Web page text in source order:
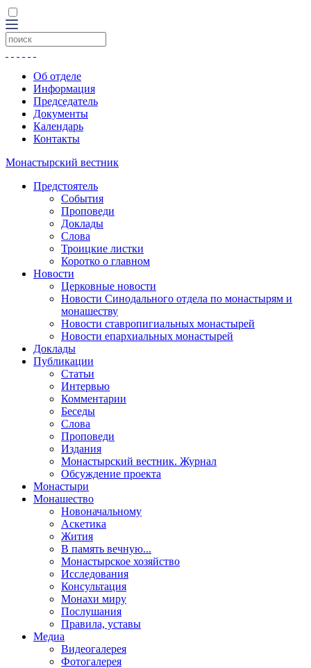
Об отделе
Информация
Председатель
Документы
Календарь
Контакты
Монастырский вестник
Предстоятель
События
Проповеди
Доклады
Слова
Троицкие листки
Коротко о главном
Новости
Церковные новости
Новости Синодального отдела по монастырям и
монашеству
Новости ставропигиальных монастырей
Новости епархиальных монастырей
Доклады
Публикации
Статьи
Интервью
Комментарии
Беседы
Слова
Проповеди
Издания
Монастырский вестник. Журнал
Обсуждение проекта
Монастыри
Монашество
Новоначальному
Аскетика
Жития
В память вечную...
Монастырское хозяйство
Исследования
Консультация
Монахи миру
Послушания
Правила, уставы
Медиа
Видеогалерея
Фотогалерея